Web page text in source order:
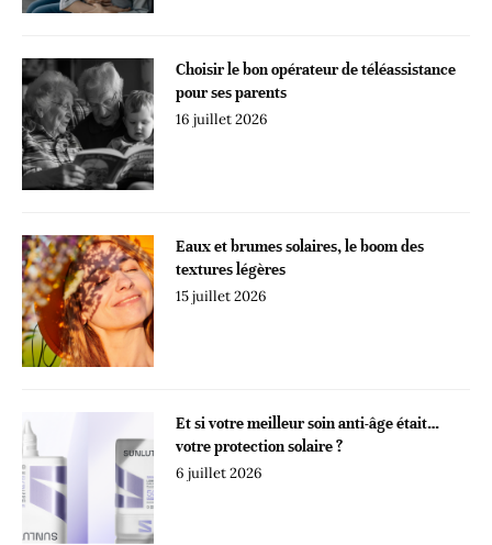
Choisir le bon opérateur de téléassistance
pour ses parents
16 juillet 2026
Eaux et brumes solaires, le boom des
textures légères
15 juillet 2026
Et si votre meilleur soin anti-âge était…
votre protection solaire ?
6 juillet 2026